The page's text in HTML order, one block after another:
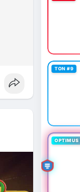
TON #9
OPTIMUS